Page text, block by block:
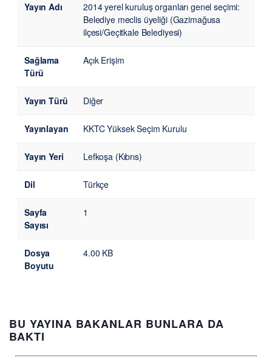
Yayın Adı
2014 yerel kuruluş organları genel seçimi:
Belediye meclis üyeliği (Gazimağusa
ilçesi/Geçitkale Belediyesi)
Sağlama
Türü
Açık Erişim
Yayın Türü Diğer
Yayınlayan KKTC Yüksek Seçim Kurulu
Yayın Yeri Lefkoşa (Kıbrıs)
Dil Türkçe
Sayfa
Sayısı
1
Dosya
Boyutu
4.00 KB
BU YAYINA BAKANLAR BUNLARA DA
BAKTI